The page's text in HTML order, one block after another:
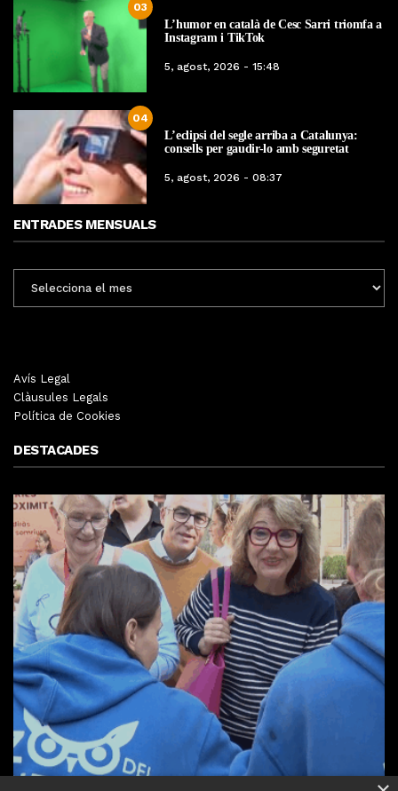
03
L’humor en català de Cesc Sarri triomfa a
Instagram i TikTok
5, agost, 2026 - 15:48
04
L’eclipsi del segle arriba a Catalunya:
consells per gaudir-lo amb seguretat
5, agost, 2026 - 08:37
ENTRADES MENSUALS
MENSUALS
Avís Legal
Clàusules Legals
Política de Cookies
DESTACADES